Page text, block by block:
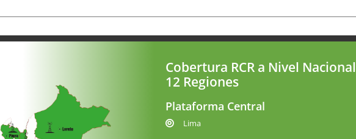
Cobertura RCR a Nivel Nacional
12 Regiones
Plataforma Central
Lima